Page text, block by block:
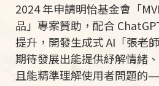
2024年申請明怡基金會「
品」專案贊助，配合
提升，開發生成式AI 「張老
期待發展出能提供紓解情緒
且能精準理解使用者問題的